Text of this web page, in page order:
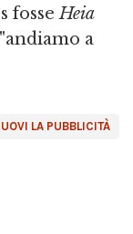
fosseHeia
a
LA PUBBLICITÀ